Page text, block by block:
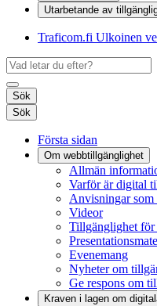
Utarbetande av
Traficom.fi Ulkoinen
Sök
Sök
Första sidan
Om webbtillgänglighet
Allmän
Varför är digital
Anvisningar som
Videor
Tillgänglighet för
Evenemang
Nyheter om
Ge respons om
Kraven i lagen om